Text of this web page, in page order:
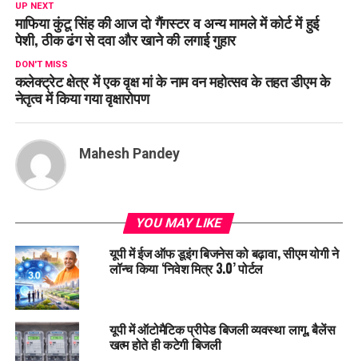
UP NEXT
माफिया कुंटू सिंह की आज दो गैंगस्टर व अन्य मामले में कोर्ट में हुई
पेशी, ठीक ढंग से दवा और खाने की लगाई गुहार
DON'T MISS
कलेक्ट्रेट क्षेत्र में एक वृक्ष मां के नाम वन महोत्सव के तहत डीएम के
नेतृत्व में किया गया वृक्षारोपण
Mahesh Pandey
YOU MAY LIKE
यूपी में ईज ऑफ डूइंग बिजनेस को बढ़ावा, सीएम योगी ने
लॉन्च किया ‘निवेश मित्र 3.0’ पोर्टल
यूपी में ऑटोमैटिक प्रीपेड बिजली व्यवस्था लागू, बैलेंस
खत्म होते ही कटेगी बिजली